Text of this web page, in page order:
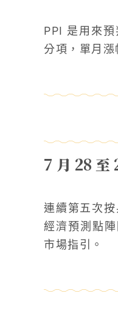
PPI 是用來
分項，單月
7 月 28 至
連續第五次
經濟預測點
市場指引。